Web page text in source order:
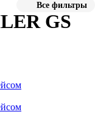
Все фильтры
GS